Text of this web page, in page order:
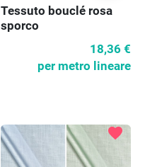
Tessuto bouclé rosa
sporco
18,36 €
per metro lineare
favorite